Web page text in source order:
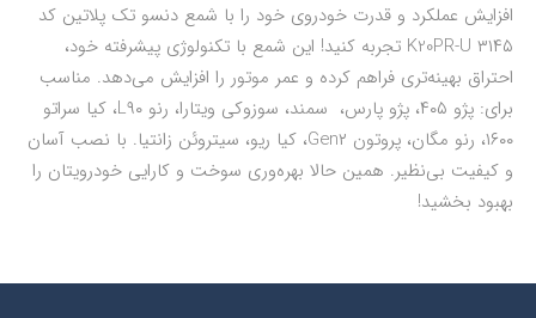
افزایش عملکرد و قدرت خودروی خود را با شمع دنسو تک پلاتین کد
K20PR-U ۳۱۴۵ تجربه کنید! این شمع با تکنولوژی پیشرفته خود،
احتراق بهینه‌تری فراهم کرده و عمر موتور را افزایش می‌دهد. مناسب
برای: پژو ۴۰۵، پژو پارس، سمند، سوزوکی ویتارا، رنو L۹۰، کیا سراتو
۱۶۰۰، رنو مگان، پروتون Gen۲، کیا ریو، سیتروئن زانتیا. با نصب آسان
و کیفیت بی‌نظیر. همین حالا بهره‌وری سوخت و کارایی خودرویتان را
بهبود بخشید!